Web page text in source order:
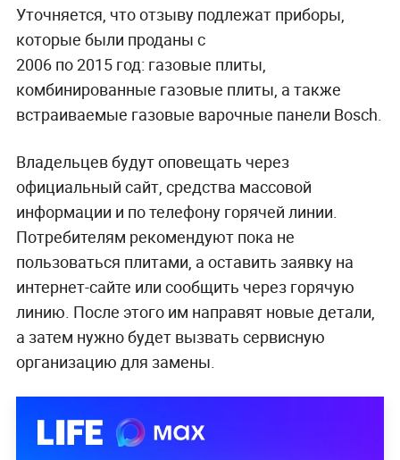
Уточняется, что отзыву подлежат приборы,
которые были проданы с
2006 по 2015 год: газовые плиты,
комбинированные газовые плиты, а также
встраиваемые газовые варочные панели Bosch.
Владельцев будут оповещать через
официальный сайт, средства массовой
информации и по телефону горячей линии.
Потребителям рекомендуют пока не
пользоваться плитами, а оставить заявку на
интернет-сайте или сообщить через горячую
линию. После этого им направят новые детали,
а затем нужно будет вызвать сервисную
организацию для замены.